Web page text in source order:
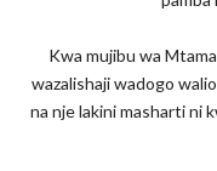
Kwa mujibu wa
wazalishaji wadogo
na nje lakini masharti ni